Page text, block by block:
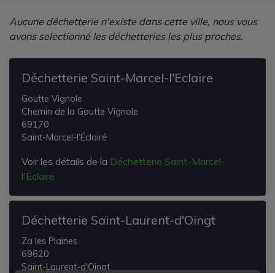
Aucune déchetterie n'existe dans cette ville, nous vous
avons selectionné les déchetteries les plus proches.
Déchetterie Saint-Marcel-l'Eclaire
Goutte Vignole
Chemin de la Goutte Vignole
69170
Saint-Marcel-l'Éclairé
Voir les détails de la Déchetterie Saint-Marcel-
l'Eclaire
Déchetterie Saint-Laurent-d'Oingt
Za les Plaines
69620
Saint-Laurent-d'Oingt